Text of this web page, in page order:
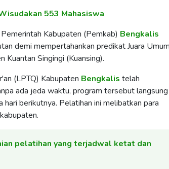
553 Mahasiswa
Kabupaten (Pemkab) Bengkalis
demi mempertahankan predikat Juara Umum
Kuantan Singingi (Kuansing).
(LPTQ) Kabupaten Bengkalis telah
ada jeda waktu, program tersebut langsung
berikutnya. Pelatihan ini melibatkan para
pelatihan yang terjadwal ketat dan